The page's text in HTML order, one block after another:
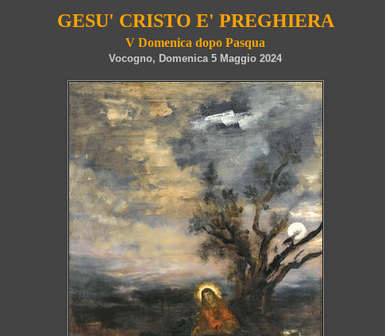
GESU' CRISTO E' PREGHIERA
V Domenica dopo Pasqua
Vocogno, Domenica 5 Maggio 2024